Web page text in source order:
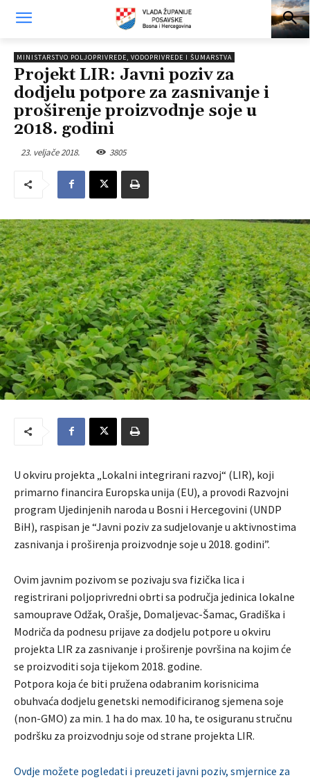
MINISTARSTVO POLJOPRIVREDE, VODOPRIVREDE I ŠUMARSTVA
Projekt LIR: Javni poziv za
dodjelu potpore za zasnivanje i
proširenje proizvodnje soje u
2018. godini
23. veljače 2018. 3805
U okviru projekta „Lokalni integrirani razvoj“ (LIR), koji
primarno financira Europska unija (EU), a provodi Razvojni
program Ujedinjenih naroda u Bosni i Hercegovini (UNDP
BiH), raspisan je “Javni poziv za sudjelovanje u aktivnostima
zasnivanja i proširenja proizvodnje soje u 2018. godini”.
Ovim javnim pozivom se pozivaju sva fizička lica i
registrirani poljoprivredni obrti sa područja jedinica lokalne
samouprave Odžak, Orašje, Domaljevac-Šamac, Gradiška i
Modriča da podnesu prijave za dodjelu potpore u okviru
projekta LIR za zasnivanje i proširenje površina na kojim će
se proizvoditi soja tijekom 2018. godine.
Potpora koja će biti pružena odabranim korisnicima
obuhvaća dodjelu genetski nemodificiranog sjemena soje
(non-GMO) za min. 1 ha do max. 10 ha, te osiguranu stručnu
podršku za proizvodnju soje od strane projekta LIR.
Ovdje možete pogledati i preuzeti javni poziv, smjernice za